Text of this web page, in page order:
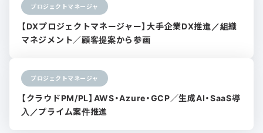
プロジェクトマネージャ
【DXプロジェクトマネージャー】大手企業DX推進／組織
マネジメント／顧客提案から参画
プロジェクトマネージャ
【クラウドPM/PL】AWS・Azure・GCP／生成AI・SaaS導
入／プライム案件推進